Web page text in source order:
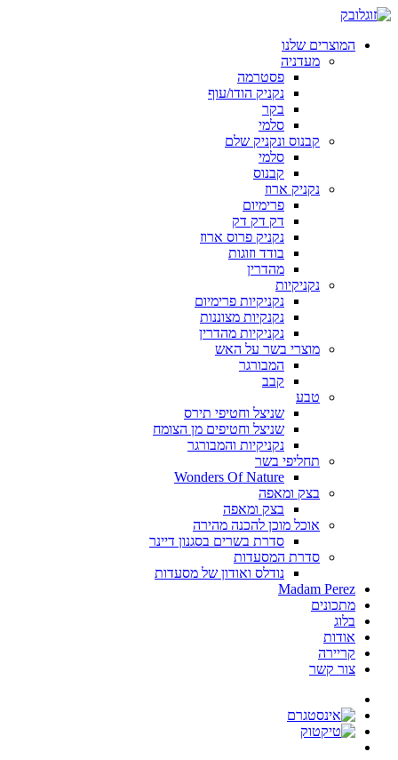
המוצרים שלנו
מעדניה
פסטרמה
נקניק הודו/עוף
בקר
סלמי
קבנוס ונקניק שלם
סלמי
קבנוס
נקניק ארוז
פרימיום
דק דק דק
נקניק פרוס ארוז
בודד וזוגות
מהדרין
נקניקיות
נקניקיות פרימיום
נקנקיות מצוננות
נקניקיות מהדרין
מוצרי בשר על האש
המבורגר
קבב
טבע
שניצל וחטיפי תירס
שניצל וחטיפים מן הצומח
נקניקיות והמבורגר
תחליפי בשר
Wonders Of Nature
בצק ומאפה
בצק ומאפה
אוכל מוכן להכנה מהירה
סדרת בשרים בסגנון דיינר
סדרת המסעדות
נודלס ואודון של מסעדות
Madam Perez
מתכונים
בלוג
אודות
קריירה
צור קשר